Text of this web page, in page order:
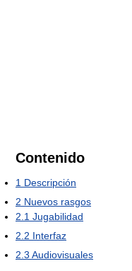
Contenido
1 Descripción
2 Nuevos rasgos
2.1 Jugabilidad
2.2 Interfaz
2.3 Audiovisuales